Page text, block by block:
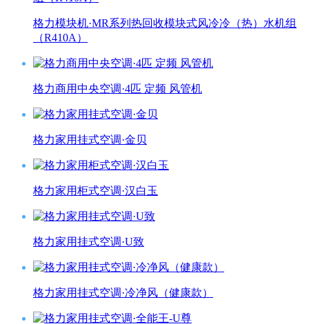
格力模块机·MR系列热回收模块式风冷冷（热）水机组
（R410A）
格力商用中央空调·4匹 定频 风管机
格力家用挂式空调·金贝
格力家用柜式空调·汉白玉
格力家用挂式空调·U致
格力家用挂式空调·冷净风（健康款）